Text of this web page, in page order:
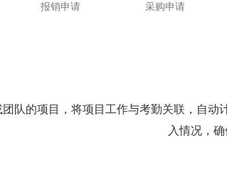
报销申请 采购申请
团队的项目，将项目工作与考勤关联，自
入情况，